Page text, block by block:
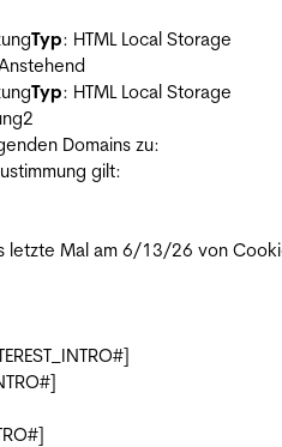
Typ: HTML Local Storage
Typ: HTML Local Storage
2
Domains zu:
gilt:
letzte Mal am 6/13/26 von